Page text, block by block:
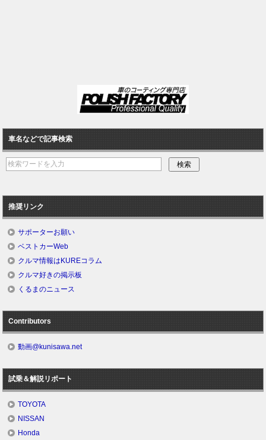
車名などで記事検索
推奨リンク
サポーターお願い
ベストカーWeb
クルマ情報はKUREコラム
クルマ好きの掲示板
くるまのニュース
Contributors
動画@kunisawa.net
試乗＆解説リポート
TOYOTA
NISSAN
Honda